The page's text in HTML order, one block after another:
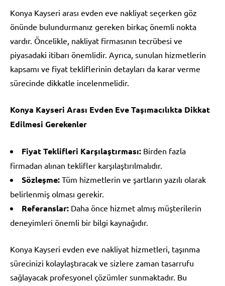
Konya Kayseri arası evden eve nakliyat seçerken göz
önünde bulundurmanız gereken birkaç önemli nokta
vardır. Öncelikle, nakliyat firmasının tecrübesi ve
piyasadaki itibarı önemlidir. Ayrıca, sunulan hizmetlerin
kapsamı ve fiyat tekliflerinin detayları da karar verme
sürecinde dikkatle incelenmelidir.
Konya Kayseri Arası Evden Eve Taşımacılıkta Dikkat
Edilmesi Gerekenler
Fiyat Teklifleri Karşılaştırması: Birden fazla
firmadan alınan teklifler karşılaştırılmalıdır.
Sözleşme: Tüm hizmetlerin ve şartların yazılı olarak
belirlenmiş olması gerekir.
Referanslar: Daha önce hizmet almış müşterilerin
deneyimleri önemli bir bilgi kaynağıdır.
Konya Kayseri evden eve nakliyat hizmetleri, taşınma
sürecinizi kolaylaştıracak ve sizlere zaman tasarrufu
sağlayacak profesyonel çözümler sunmaktadır. Bu